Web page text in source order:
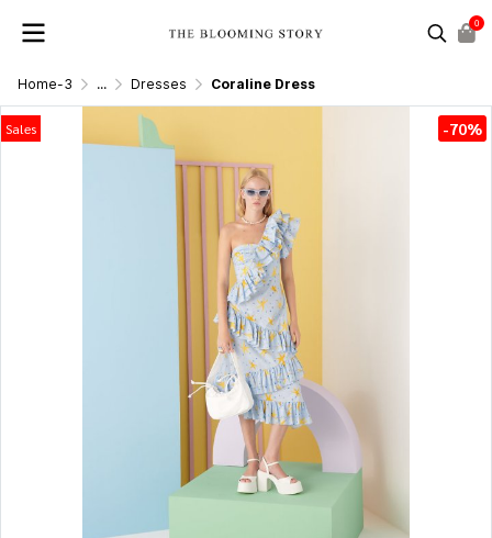
0
Home-3 ... Dresses Coraline Dress
Sales -70%